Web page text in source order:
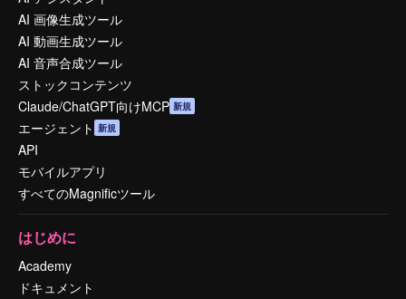
AI 画像生成ツール
AI 動画生成ツール
AI 音声合成ツール
ストックコンテンツ
Claude/ChatGPT向けMCP 新規
エージェント 新規
API
モバイルアプリ
すべてのMagnificツール
はじめに
Academy
ドキュメント